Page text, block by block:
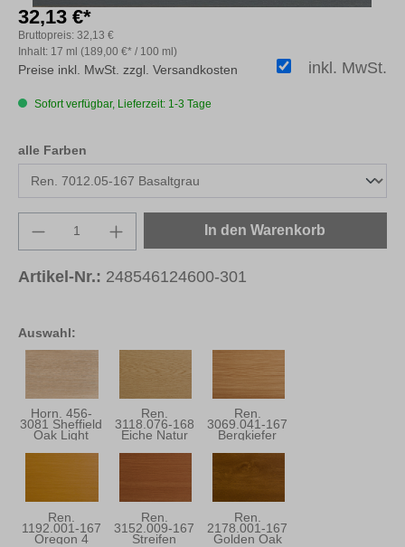
Auswahl:
Horn. 456-
3081 Sheffield
Oak Light
Ren.
3118.076-168
Eiche Natur
Ren.
3069.041-167
Bergkiefer
Ren.
1192.001-167
Oregon 4
Ren.
3152.009-167
Streifen
Ren.
2178.001-167
Golden Oak
32,13 €*
Inhalt: 17 ml (189,00 €* / 100 ml)
Bruttopreis: 32,13 €
inkl. MwSt.
Preise inkl. MwSt. zzgl. Versandkosten
Sofort verfügbar, Lieferzeit: 1-3 Tage
alle Farben
Produkt Anzahl: Gib den gewünschten
In den Warenkorb
Artikel-Nr.: 248546124600-301